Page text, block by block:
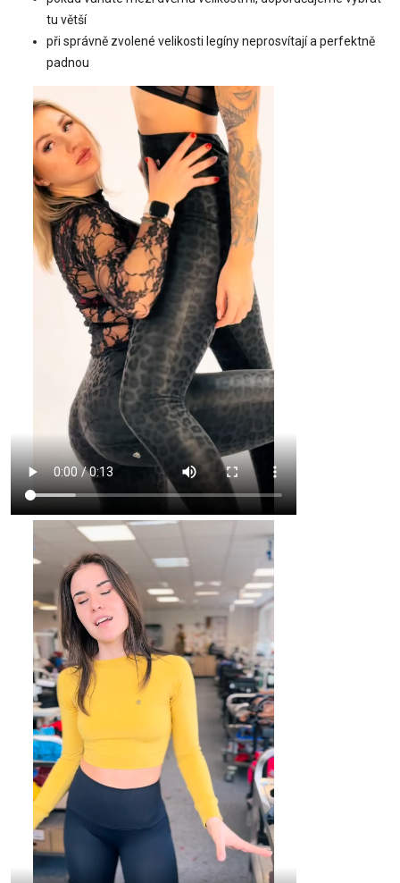
tu větší
při správně zvolené velikosti legíny neprosvítají a perfektně
padnou